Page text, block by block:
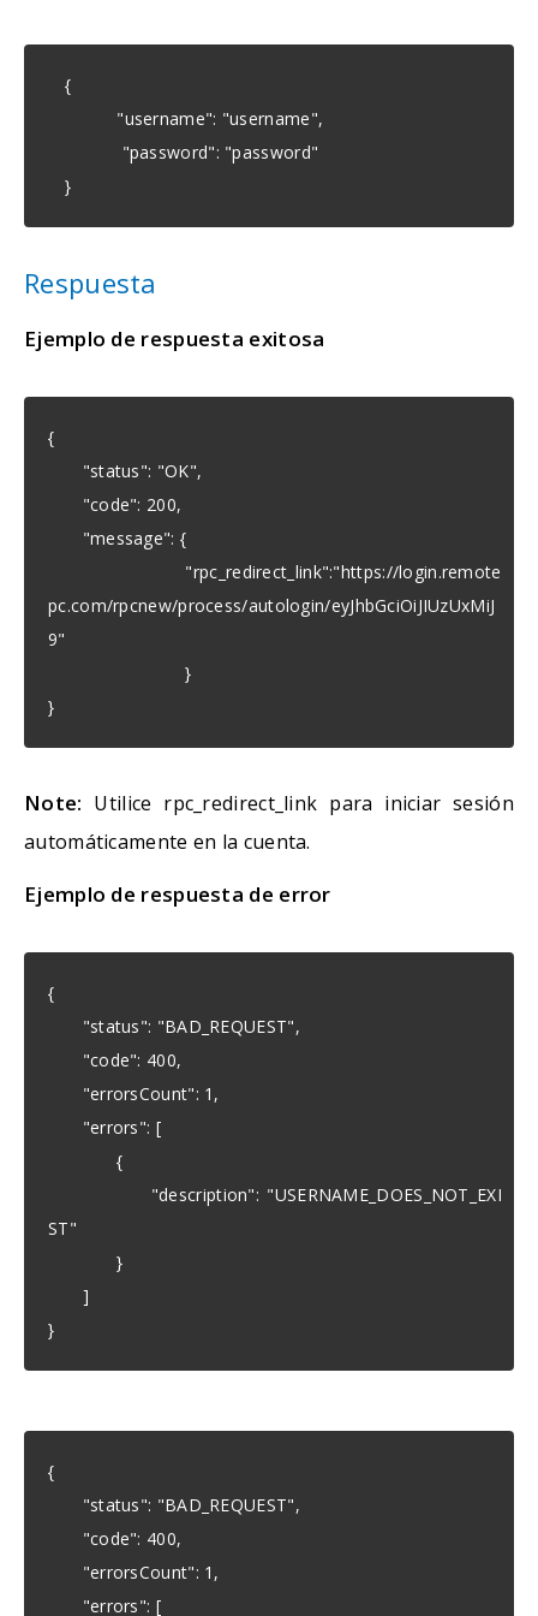
{
"username": "username",
"password": "password"
}
Respuesta
Ejemplo de respuesta exitosa
{
"status": "OK",
"code": 200,
"message": {
"rpc_redirect_link":"https://login.remote
pc.com/rpcnew/process/autologin/eyJhbGciOiJIUzUxMiJ
9"
}
}
Note: Utilice rpc_redirect_link para iniciar sesión
automáticamente en la cuenta.
Ejemplo de respuesta de error
{
"status": "BAD_REQUEST",
"code": 400,
"errorsCount": 1,
"errors": [
{
"description": "USERNAME_DOES_NOT_EXI
ST"
}
]
}
{
"status": "BAD_REQUEST",
"code": 400,
"errorsCount": 1,
"errors": [